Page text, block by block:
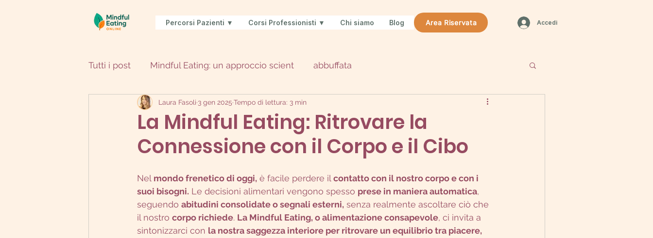
Percorsi Pazienti ▼ Corsi Professionisti ▼ Chi siamo Blog Area Riservata Accedi
Tutti i post Mindful Eating: un approccio scient abbuffata
La Mindful Eating: Ritrovare la
Connessione con il Corpo e il Cibo
Laura Fasoli 3 gen 2025 Tempo di lettura: 3 min
Nel mondo frenetico di oggi, è facile perdere il contatto con il nostro corpo e con i
suoi bisogni. Le decisioni alimentari vengono spesso prese in maniera automatica,
seguendo abitudini consolidate o segnali esterni, senza realmente ascoltare ciò che
il nostro corpo richiede. La Mindful Eating, o alimentazione consapevole, ci invita a
sintonizzarci con la nostra saggezza interiore per ritrovare un equilibrio tra piacere,